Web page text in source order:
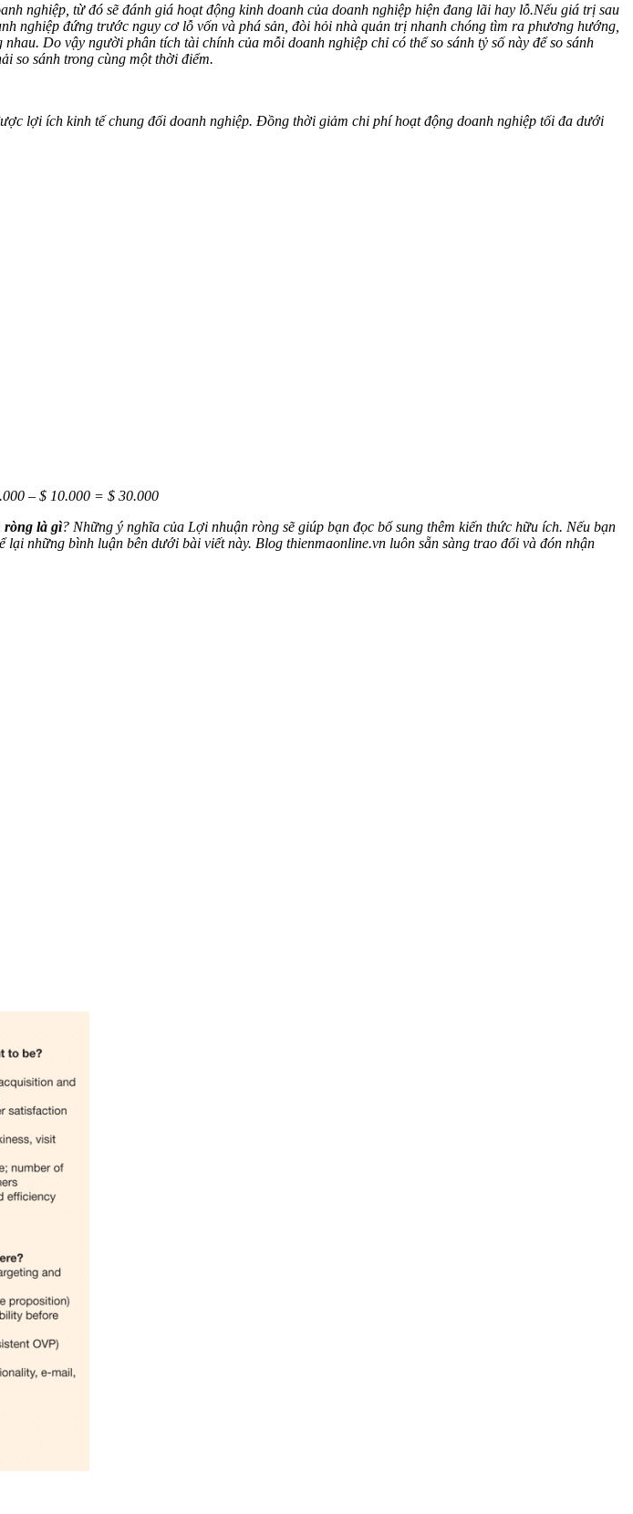
nghiệp, từ đó sẽ đánh giá hoạt động kinh doanh của doanh nghiệp hiện đang lãi hay lỗ.Nếu giá trị sau
nghiệp đứng trước nguy cơ lỗ vốn và phá sản, đòi hỏi nhà quản trị nhanh chóng tìm ra phương hướng,
Do vậy người phân tích tài chính của mỗi doanh nghiệp chỉ có thể so sánh tỷ số này để so sánh
so sánh trong cùng một thời điểm.
lợi ích kinh tế chung đối doanh nghiệp. Đồng thời giảm chi phí hoạt động doanh nghiệp tối đa dưới
– $ 10.000 = $ 30.000
là gì? Những ý nghĩa của Lợi nhuận ròng sẽ giúp bạn đọc bổ sung thêm kiến thức hữu ích. Nếu bạn
những bình luận bên dưới bài viết này. Blog thienmaonline.vn luôn sẵn sàng trao đổi và đón nhận